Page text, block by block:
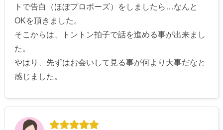
トで告白（ほぼプロポーズ）をしましたら…なんと
OKを頂きました。
そこからは、トントン拍子で話を進める事が出来まし
た。
やはり、先ずはお会いして見る事が何より大事だなと
感じました。